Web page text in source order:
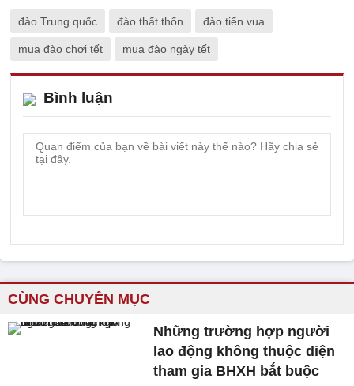
đào Trung quốc đào thất thốn đào tiến vua
mua đào chơi tết mua đào ngày tết
Bình luận
CÙNG CHUYÊN MỤC
Những trường hợp người
lao động không thuộc diện
tham gia BHXH bắt buộc